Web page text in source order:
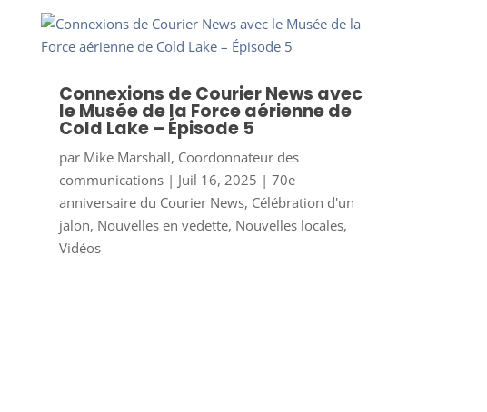
Connexions de Courier News avec
le Musée de la Force aérienne de
Cold Lake – Épisode 5
par Mike Marshall, Coordonnateur des
communications| Juil 16, 2025 | 70e
anniversaire du Courier News, Célébration d'un
jalon, Nouvelles en vedette, Nouvelles locales,
Vidéos